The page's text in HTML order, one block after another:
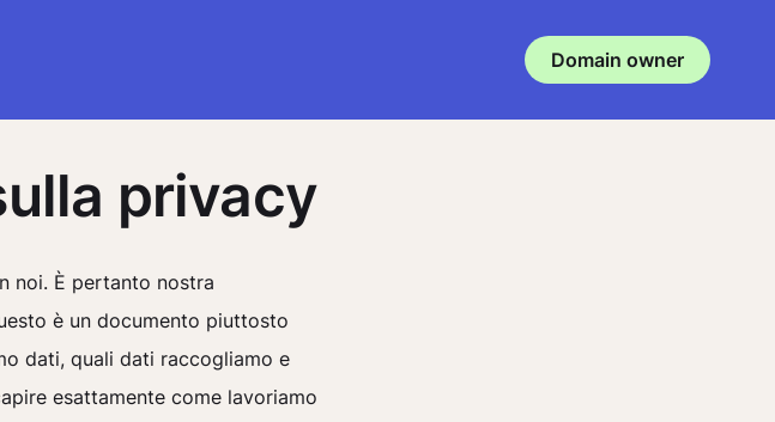
Domain owner
privacy
noi. È pertanto nostra
è un documento piuttosto
dati, quali dati raccogliamo e
esattamente come lavoriamo